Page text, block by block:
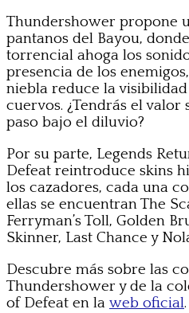
Thundershower propone
pantanos del Bayou,
torrencial ahoga los
presencia de los
niebla reduce la visibilidad
cuervos. ¿Tendrás el
paso bajo el diluvio?
Por su parte, Legends
Defeat reintroduce skins
los cazadores, cada una
ellas se encuentran The
Ferryman’s Toll, Golden
Skinner, Last Chance y
Descubre más sobre las
Thundershower y de la
of Defeat en la web oficial.